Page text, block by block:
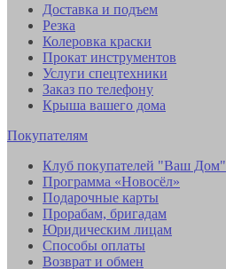
Доставка и подъем
Резка
Колеровка краски
Прокат инструментов
Услуги спецтехники
Заказ по телефону
Крыша вашего дома
Покупателям
Клуб покупателей "Ваш Дом"
Программа «Новосёл»
Подарочные карты
Прорабам, бригадам
Юридическим лицам
Способы оплаты
Возврат и обмен